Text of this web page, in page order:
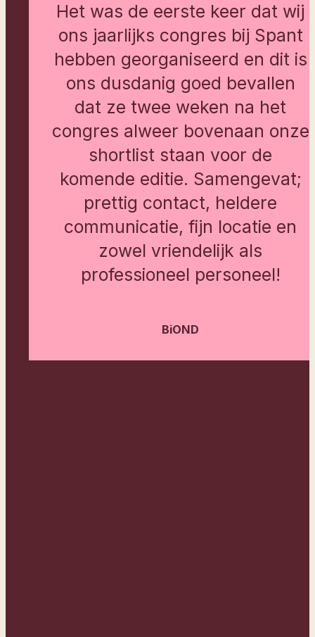
Het was de eerste keer dat wij
ons jaarlijks congres bij Spant
hebben georganiseerd en dit is
ons dusdanig goed bevallen
dat ze twee weken na het
congres alweer bovenaan onze
shortlist staan voor de
komende editie. Samengevat;
prettig contact, heldere
communicatie, fijn locatie en
zowel vriendelijk als
professioneel personeel!
BiOND